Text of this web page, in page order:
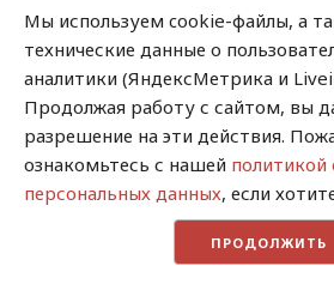
Криминал
Успех
Хватит это терпеть
Мы используем cookie-файлы, а
технические данные о
аналитики (ЯндексМетрика и
Продолжая работу с сайтом, вы
разрешение на эти действия.
ознакомьтесь с нашей политикой
персональных данных, если
ПРОДОЛЖИТЬ